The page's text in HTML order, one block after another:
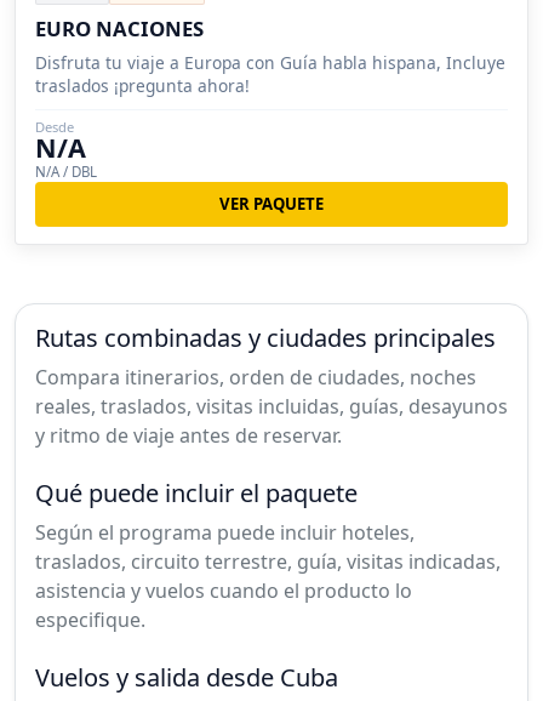
EURO NACIONES
Disfruta tu viaje a Europa con Guía habla hispana, Incluye
traslados ¡pregunta ahora!
Desde
N/A
N/A / DBL
VER PAQUETE
Rutas combinadas y ciudades principales
Compara itinerarios, orden de ciudades, noches
reales, traslados, visitas incluidas, guías, desayunos
y ritmo de viaje antes de reservar.
Qué puede incluir el paquete
Según el programa puede incluir hoteles,
traslados, circuito terrestre, guía, visitas indicadas,
asistencia y vuelos cuando el producto lo
especifique.
Vuelos y salida desde Cuba